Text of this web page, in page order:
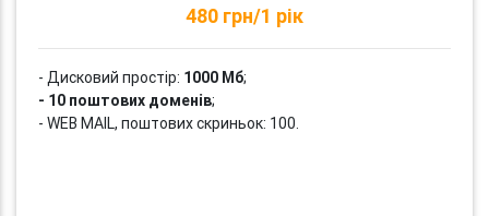
480 грн/1 рік
- Дисковий простір: 1000 Мб;
- 10 поштових доменів;
- WEB MAIL, поштових скриньок: 100.